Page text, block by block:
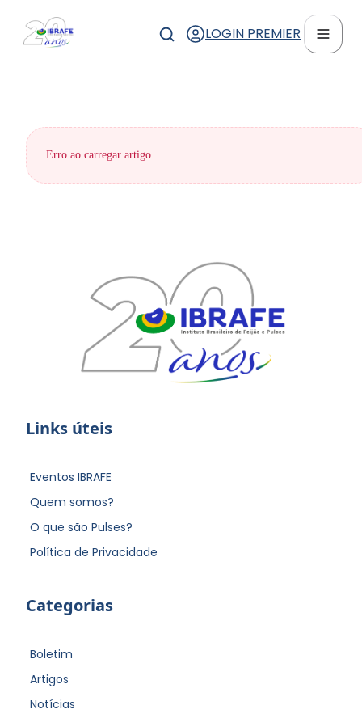
LOGIN PREMIER
Erro ao carregar artigo.
Links úteis
Eventos IBRAFE
Quem somos?
O que são Pulses?
Política de Privacidade
Categorias
Boletim
Artigos
Notícias